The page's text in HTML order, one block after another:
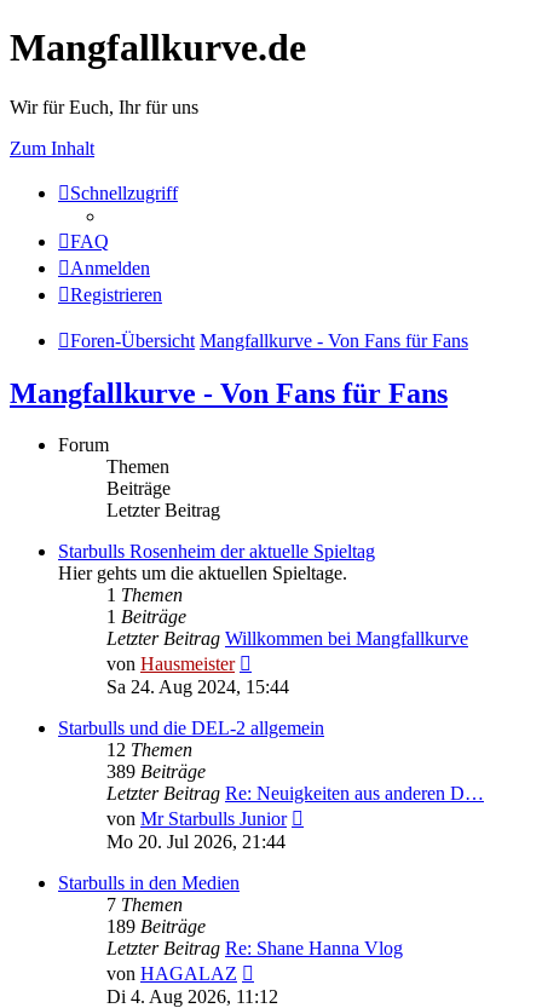
Mangfallkurve.de
Wir für Euch, Ihr für uns
Zum Inhalt
Schnellzugriff
FAQ
Anmelden
Registrieren
Foren-Übersicht Mangfallkurve - Von Fans für Fans
Mangfallkurve - Von Fans für Fans
Forum
Themen
Beiträge
Letzter Beitrag
Starbulls Rosenheim der aktuelle Spieltag
Hier gehts um die aktuellen Spieltage.
1 Themen
1 Beiträge
Letzter Beitrag Willkommen bei Mangfallkurve
von Hausmeister
Beitrag
Sa 24. Aug 2024, 15:44
Starbulls und die DEL-2 allgemein
12 Themen
389 Beiträge
Letzter Beitrag Re: Neuigkeiten aus anderen D…
von Mr Starbulls Junior
Mo 20. Jul 2026, 21:44
Starbulls in den Medien
7 Themen
189 Beiträge
Letzter Beitrag Re: Shane Hanna Vlog
von HAGALAZ
Beitrag
Di 4. Aug 2026, 11:12